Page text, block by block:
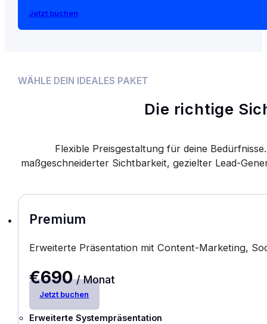
Jetzt buchen
WÄHLE DEIN IDEALES PAKET
Die richtige
Flexible Preisgestaltung für deine
maßgeschneiderter Sichtbarkeit, gezielter Lead-
Premium
Erweiterte Präsentation mit Content-Marketing,
€690/ Monat
Jetzt buchen
Erweiterte Systempräsentation